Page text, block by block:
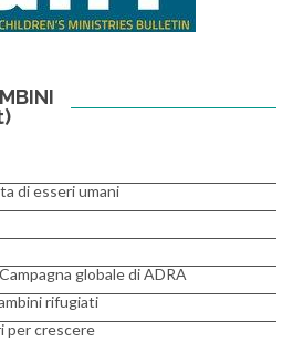
di esseri umani
globale di ADRA
rifugiati
per crescere